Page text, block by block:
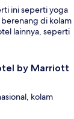
ini seperti yoga
di kolam
lainnya, seperti
by Marriott
kolam